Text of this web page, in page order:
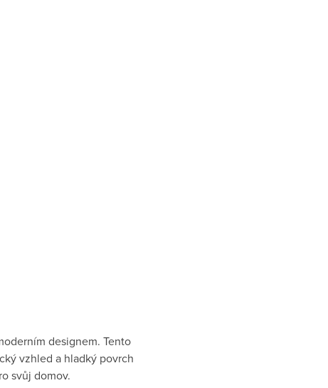
designem. Tento
vzhled a hladký povrch
svůj domov.